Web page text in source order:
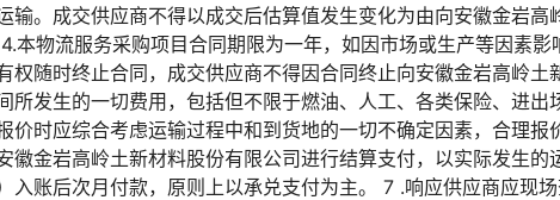
输。成交供应商不得以成交后估算值发生变化为由向安徽金岩
本物流服务采购项目合同期限为一年，如因市场或生产等因素
权随时终止合同，成交供应商不得因合同终止向安徽金岩高岭
所发生的一切费用，包括但不限于燃油、人工、各类保险、进
价时应综合考虑运输过程中和到货地的一切不确定因素，合理
徽金岩高岭土新材料股份有限公司进行结算支付，以实际发生
入账后次月付款，原则上以承兑支付为主。 7 .响应供应商应现